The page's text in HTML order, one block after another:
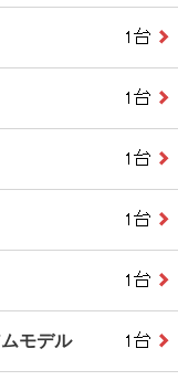
モデル